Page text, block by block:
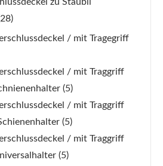
/ mit Tragegriff
/ mit Traggriff
(5)
/ mit Traggriff
(5)
/ mit Traggriff
(5)